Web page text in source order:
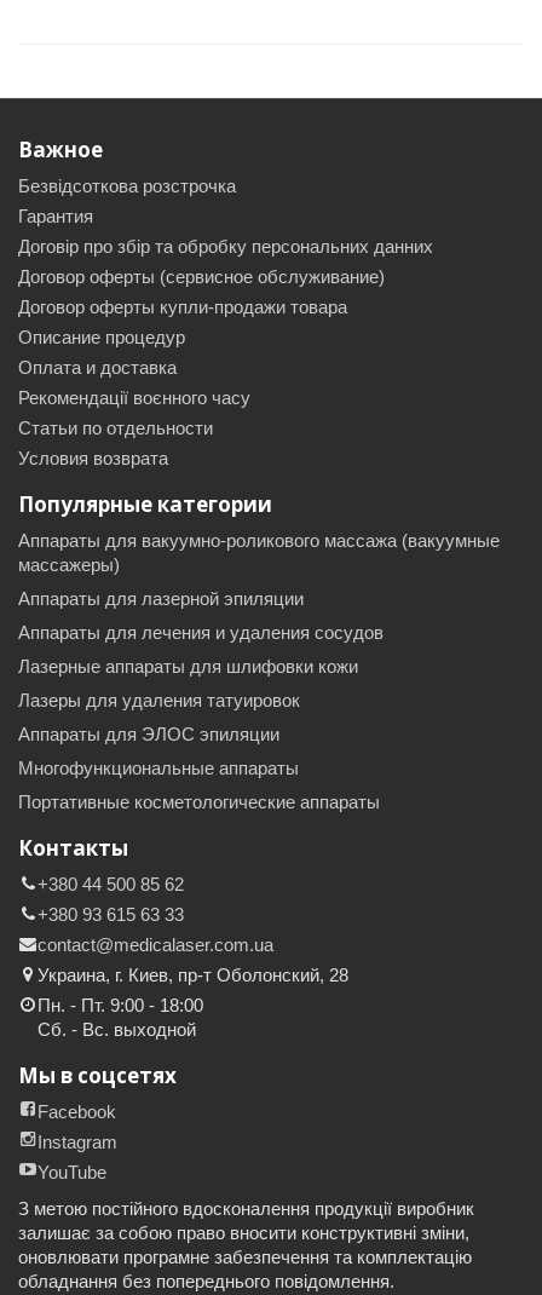
Важное
Безвідсоткова розстрочка
Гарантия
Договір про збір та обробку персональних данних
Договор оферты (сервисное обслуживание)
Договор оферты купли-продажи товара
Описание процедур
Оплата и доставка
Рекомендації воєнного часу
Статьи по отдельности
Условия возврата
Популярные категории
Аппараты для вакуумно-роликового массажа (вакуумные
массажеры)
Аппараты для лазерной эпиляции
Аппараты для лечения и удаления сосудов
Лазерные аппараты для шлифовки кожи
Лазеры для удаления татуировок
Аппараты для ЭЛОС эпиляции
Многофункциональные аппараты
Портативные косметологические аппараты
Контакты
+380 44 500 85 62
+380 93 615 63 33
contact@medicalaser.com.ua
Украина, г. Киев, пр-т Оболонский, 28
Пн. - Пт. 9:00 - 18:00
Сб. - Вс. выходной
Мы в соцсетях
Facebook
Instagram
YouTube
З метою постійного вдосконалення продукції виробник
залишає за собою право вносити конструктивні зміни,
оновлювати програмне забезпечення та комплектацію
обладнання без попереднього повідомлення.